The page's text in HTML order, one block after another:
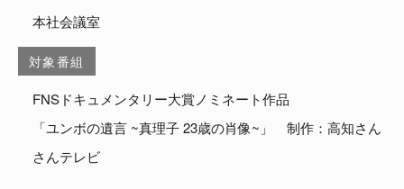
本社会議室
対象番組
FNSドキュメンタリー大賞ノミネート作品
「ユンボの遺言 ~真理子 23歳の肖像~」 制作：高知さん
さんテレビ